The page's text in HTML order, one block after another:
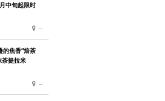
中旬起限时
--
的焦香“焙茶
茶提拉米
--